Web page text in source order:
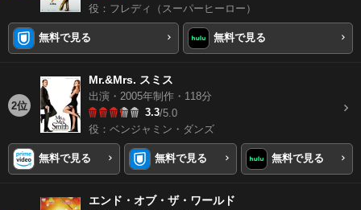
役：フレディ（スーパーヒーロー）
無料で見る 無料で見る
2位
Mr.&Mrs. スミス
出演・2005年制作・118分
3.3/5.0
役：ベンジャミン・ダンズ
無料で見る 無料で見る 無料で見る
エンド・オブ・ザ・ワールド